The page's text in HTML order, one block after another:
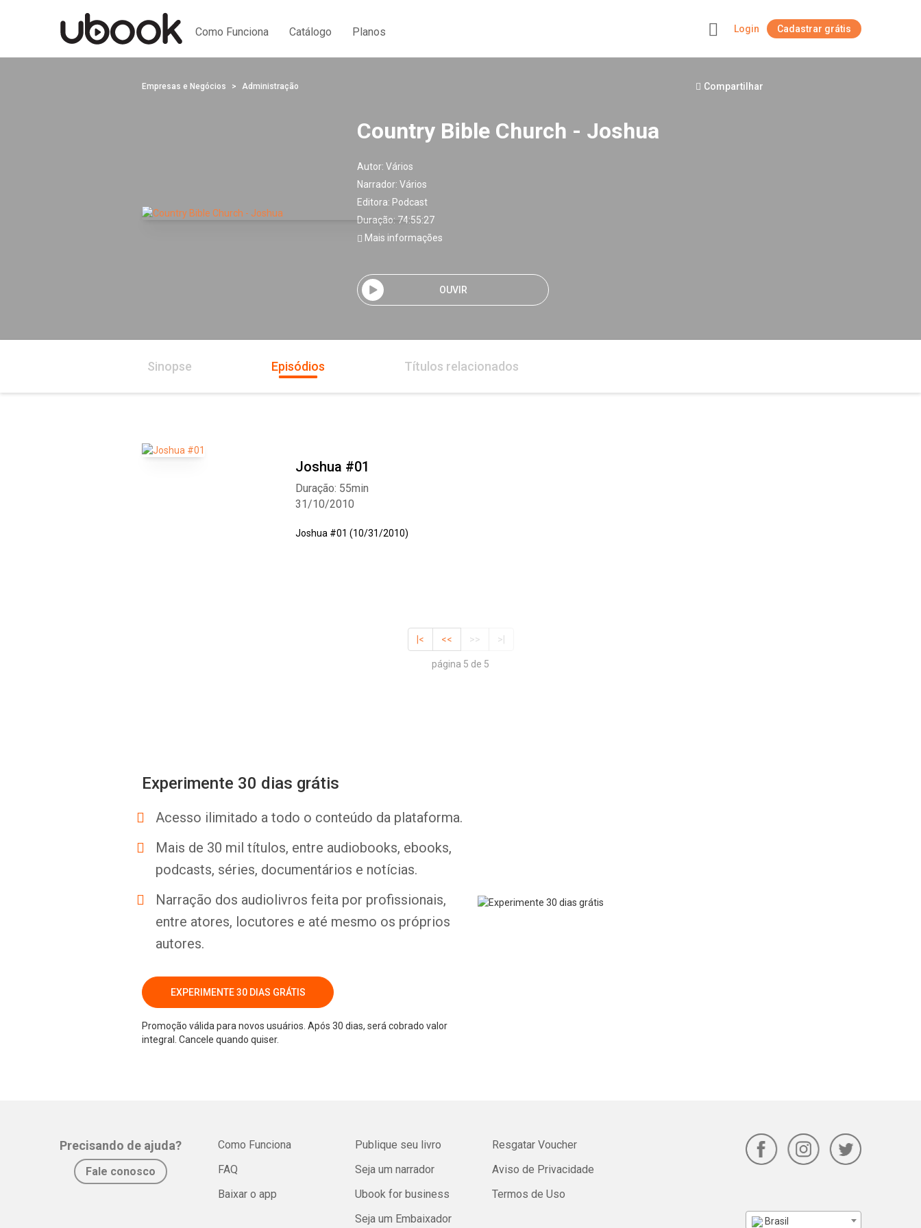
Como Funciona Catálogo Planos Login Cadastrar grátis
Empresas e Negócios Administração Compartilhar
Country Bible Church - Joshua
Autor: Vários
Narrador: Vários
Editora: Podcast
Duração: 74:55:27
Mais informações
OUVIR
Sinopse Episódios Títulos relacionados
Joshua #01
31/10/2010
Duração: 55min
Joshua #01 (10/31/2010)
|< << >> >|
página 5 de 5
Experimente 30 dias grátis
Acesso ilimitado a todo o conteúdo da plataforma.
Mais de 30 mil títulos, entre audiobooks, ebooks,
podcasts, séries, documentários e notícias.
Narração dos audiolivros feita por profissionais,
entre atores, locutores e até mesmo os próprios
autores.
EXPERIMENTE 30 DIAS GRÁTIS
Promoção válida para novos usuários. Após 30 dias, será cobrado valor
integral. Cancele quando quiser.
Precisando de ajuda?
Fale conosco
Como Funciona
FAQ
Baixar o app
Publique seu livro
Seja um narrador
Ubook for business
Seja um Embaixador
Resgatar Voucher
Aviso de Privacidade
Termos de Uso
Brasil
Whatsapp